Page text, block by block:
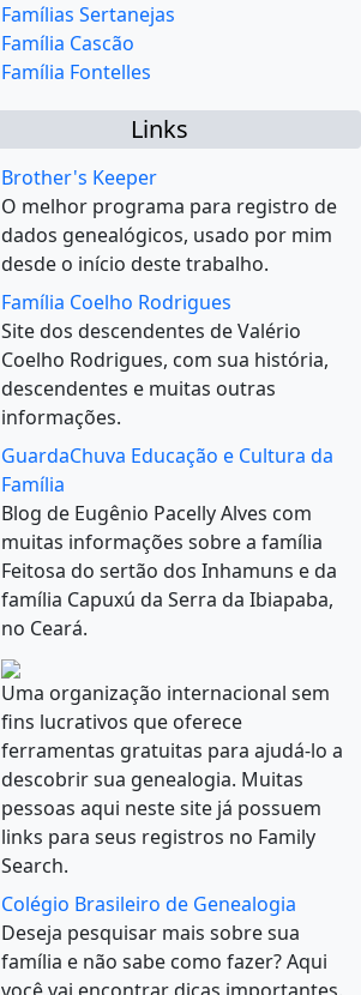
Famílias Sertanejas
Família Cascão
Família Fontelles
Links
Brother's Keeper
O melhor programa para registro de
dados genealógicos, usado por mim
desde o início deste trabalho.
Família Coelho Rodrigues
Site dos descendentes de Valério
Coelho Rodrigues, com sua história,
descendentes e muitas outras
informações.
GuardaChuva Educação e Cultura da
Família
Blog de Eugênio Pacelly Alves com
muitas informações sobre a família
Feitosa do sertão dos Inhamuns e da
família Capuxú da Serra da Ibiapaba,
no Ceará.
Uma organização internacional sem
fins lucrativos que oferece
ferramentas gratuitas para ajudá-lo a
descobrir sua genealogia. Muitas
pessoas aqui neste site já possuem
links para seus registros no Family
Search.
Colégio Brasileiro de Genealogia
Deseja pesquisar mais sobre sua
família e não sabe como fazer? Aqui